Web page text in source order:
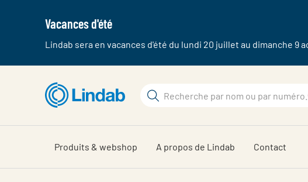
Vacances d'été
Lindab sera en vacances d'été du lundi 20 juillet au dimanche 9
principal
Rechercher
sur
Produits & webshop A propos de Lindab Contact